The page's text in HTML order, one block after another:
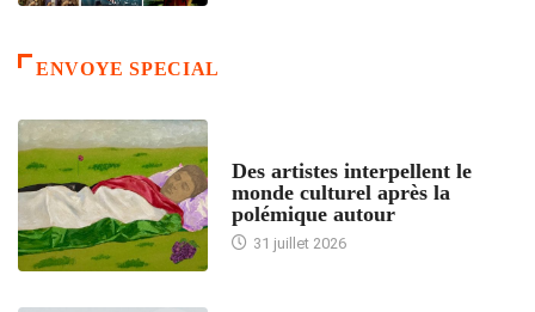
ENVOYE SPECIAL
Des artistes interpellent le
monde culturel après la
polémique autour
31 juillet 2026